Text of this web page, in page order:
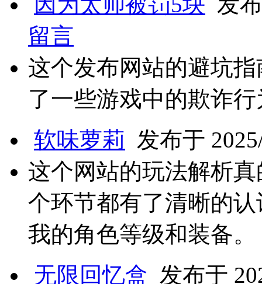
留言
这个发布网站的避坑
了一些游戏中的欺诈
软味萝莉 发布于
这个网站的玩法解析
个环节都有了清晰的
我的角色等级和装备。
无限回忆盒 发布于